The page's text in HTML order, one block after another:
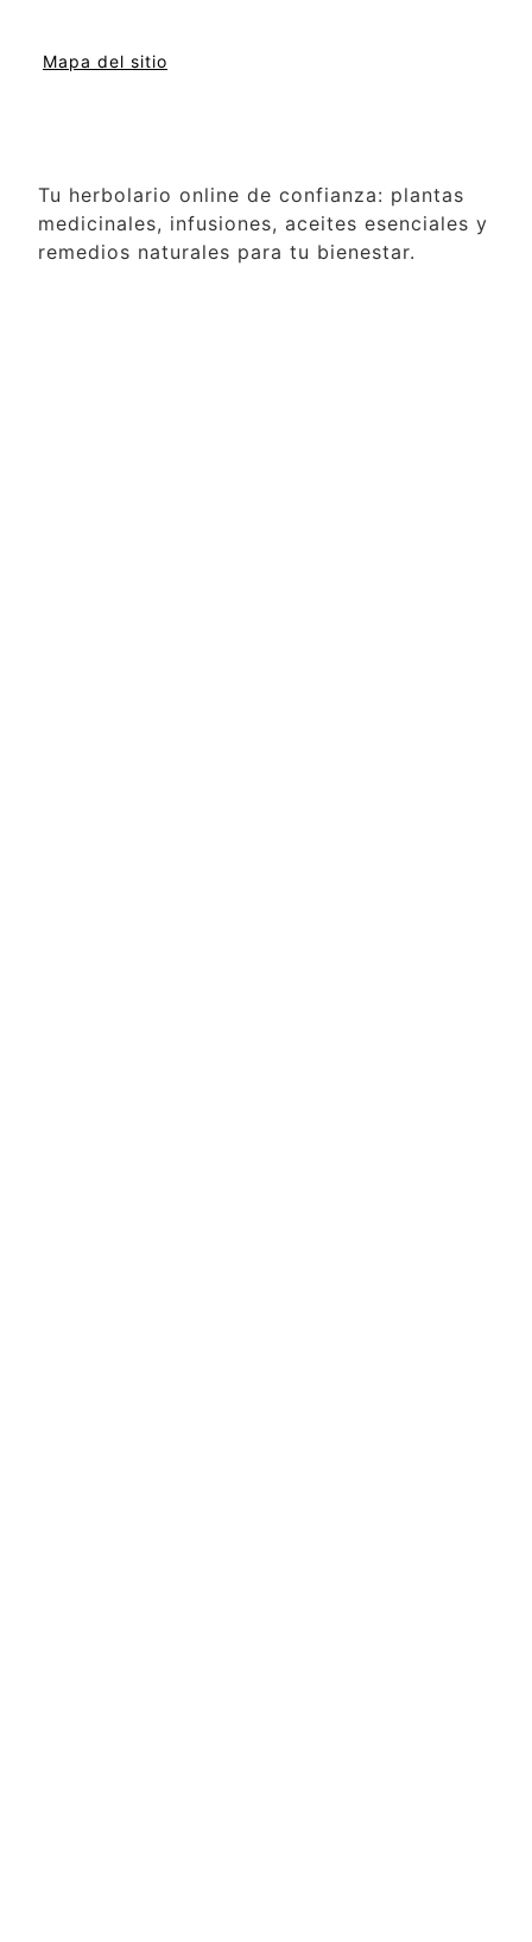
Mapa del sitio
Tu herbolario online de confianza: plantas
medicinales, infusiones, aceites esenciales y
remedios naturales para tu bienestar.